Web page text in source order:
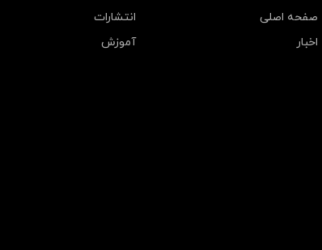
صفحه اصلی
انتشارات
اخبار
آموزش